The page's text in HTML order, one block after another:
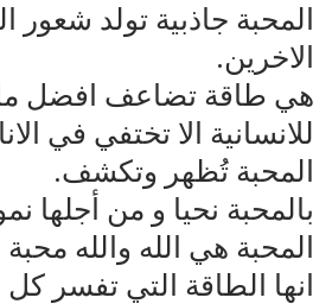
المحبة جاذبية تولد شعور
الاخرين.
هي طاقة تضاعف افضل ما
للانسانية الا تختفي في
المحبة تُظهر وتكشف.
بالمحبة نحيا و من أجلها
المحبة هي الله والله محبة
انها الطاقة التي تفسر